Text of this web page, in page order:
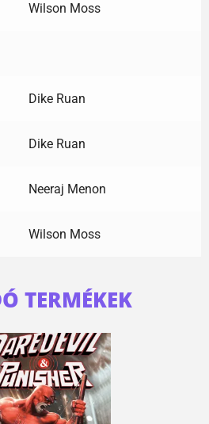
Wilson Moss
Dike Ruan
Dike Ruan
Neeraj Menon
Wilson Moss
TERMÉKEK